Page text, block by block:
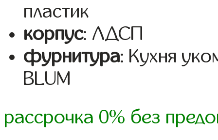
пластик
корпус: ЛДСП
фурнитура: Кухня
BLUM
рассрочка 0% без